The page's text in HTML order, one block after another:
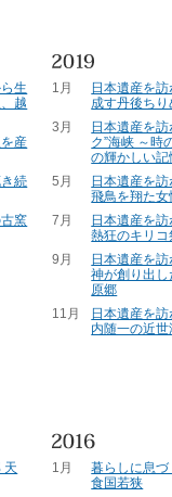
生
越
産
続
窯
1月
日本遺産を
成す丹後ち
3月
日本遺産を
ク”海峡 ～時
の輝かしい記
5月
日本遺産を
飛鳥を翔た
7月
日本遺産を
熱狂のキリ
9月
日本遺産を
神が創り出
原郷
11月
日本遺産を
内随一の近
天
1月
暮らしに息
食国若狭